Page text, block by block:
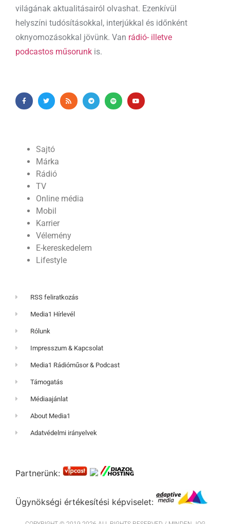
világának aktualitásairól olvashat. Ezenkívül
helyszíni tudósításokkal, interjúkkal és időnként
oknyomozásokkal jövünk. Van rádió- illetve
podcastos műsorunk is.
Sajtó
Márka
Rádió
TV
Online média
Mobil
Karrier
Vélemény
E-kereskedelem
Lifestyle
RSS feliratkozás
Media1 Hírlevél
Rólunk
Impresszum & Kapcsolat
Media1 Rádióműsor & Podcast
Támogatás
Médiaajánlat
About Media1
Adatvédelmi irányelvek
Partnerünk:
Ügynökségi értékesítési képviselet: